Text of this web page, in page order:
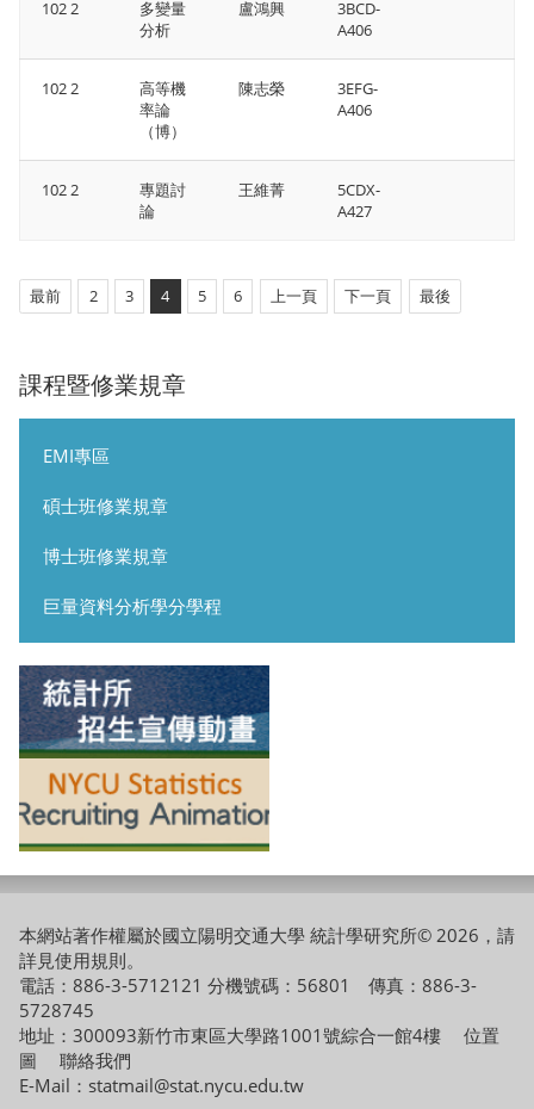
課程暨修業規章
EMI專區
碩士班修業規章
博士班修業規章
巨量資料分析學分學程
102 2
多變量
分析
盧鴻興
3BCD-
A406
102 2
高等機
率論
（博）
陳志榮
3EFG-
A406
102 2
專題討
論
王維菁
5CDX-
A427
最前 2 3 4 5 6 上一頁 下一頁 最後
本網站著作權屬於國立陽明交通大學 統計學研究所© 2026，請
詳見使用規則。
電話：886-3-5712121 分機號碼：56801 傳真：886-3-
5728745
地址：300093新竹市東區大學路1001號綜合一館4樓 位置
圖
聯絡我們
E-Mail：statmail@stat.nycu.edu.tw